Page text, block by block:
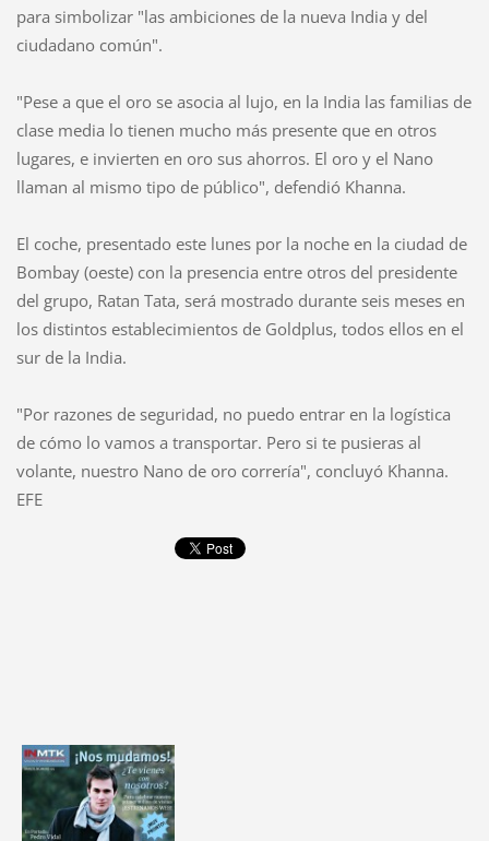
para simbolizar "las ambiciones de la nueva India y del
ciudadano común".
"Pese a que el oro se asocia al lujo, en la India las familias de
clase media lo tienen mucho más presente que en otros
lugares, e invierten en oro sus ahorros. El oro y el Nano
llaman al mismo tipo de público", defendió Khanna.
El coche, presentado este lunes por la noche en la ciudad de
Bombay (oeste) con la presencia entre otros del presidente
del grupo, Ratan Tata, será mostrado durante seis meses en
los distintos establecimientos de Goldplus, todos ellos en el
sur de la India.
"Por razones de seguridad, no puedo entrar en la logística
de cómo lo vamos a transportar. Pero si te pusieras al
volante, nuestro Nano de oro correría", concluyó Khanna.
EFE